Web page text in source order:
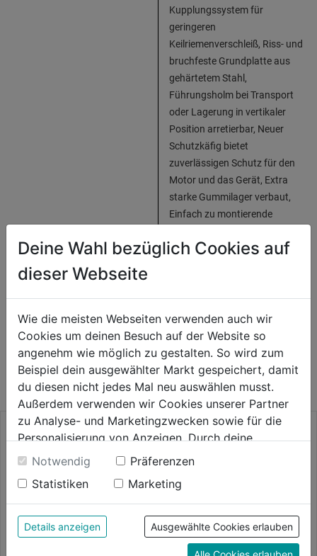
Kupplungssystem für
geringeren
Keilriemenverschleiß, Riss- und
bruchfeste Grundplatte aus
gehärtetem Stahl,
Führungsholm bei Transport
oder Lagerung in vertikaler
Position arretierbar, Neuer
Schutzkäfig bietet
zuverlässigen Schutz für den
Motor und das Gerät, Extra
starke Gummilager verbaut,
Einfach zu montierende
Produktinformationen
WEITERE PRODUKTE AUS DIESER
KATEGORIE
Deine Wahl bezüglich Cookies auf
dieser Webseite
Wie die meisten Webseiten verwenden auch wir
Cookies um deinen Besuch auf der Website so
angenehm wie möglich zu gestalten. So wird zum
Beispiel dein ausgewählter Markt gespeichert, damit
du diesen nicht jedes Mal neu auswählen musst.
Außerdem verwenden wir Cookies unserer Partner
zu Analyse- und Marketingzwecken sowie für die
Personalisierung von Anzeigen. Durch deine
Einwilligung werden die Daten von Drittanbieter,
unter anderem auch in den USA, verarbeitet.
Durch Klick auf "Alle Cookies erlauben" stimmst du
der Verwendung aller Cookies zu. Unter "Details
anzeigen" findest du alle Infos zu den
unterschiedlichen Cookies, unter "Cookies
Notwendig
Präferenzen
Statistiken
Marketing
Details anzeigen Ausgewählte Cookies erlauben